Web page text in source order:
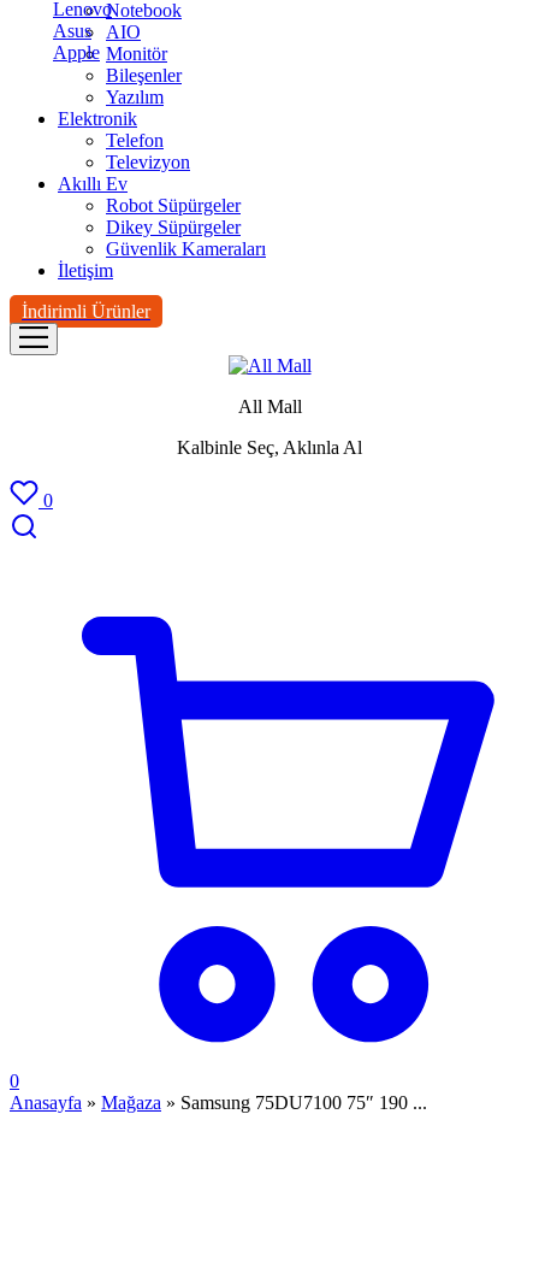
Lenovo
Asus
Apple
Notebook
AIO
Monitör
Bileşenler
Yazılım
Elektronik
Telefon
Televizyon
Akıllı Ev
Robot Süpürgeler
Dikey Süpürgeler
Güvenlik Kameraları
İletişim
İndirimli Ürünler
All Mall
Kalbinle Seç, Aklınla Al
0
0
Anasayfa » Mağaza » Samsung 75DU7100 75″ 190 ...